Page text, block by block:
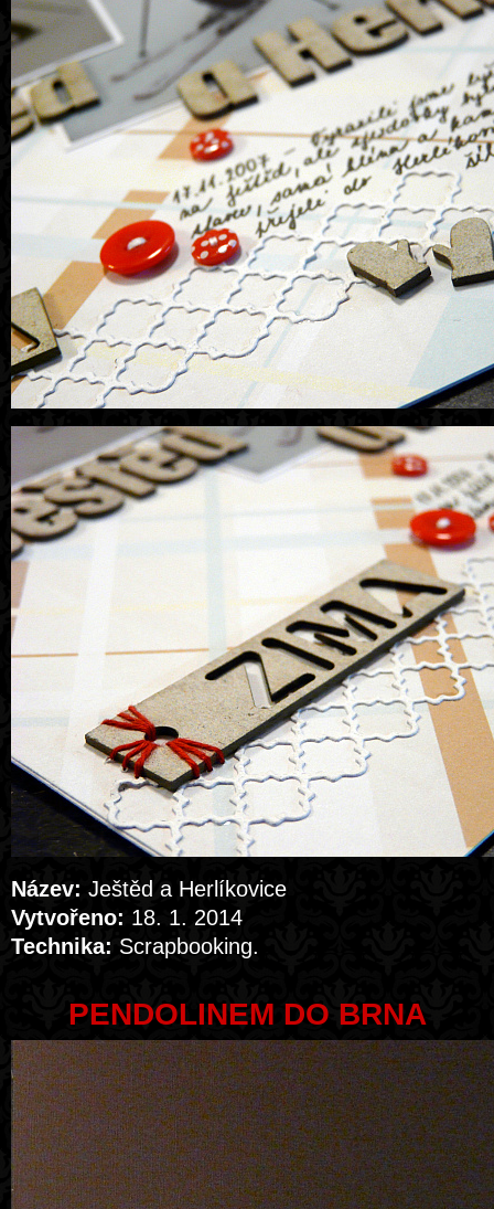
Název: Ještěd a Herlíkovice
Vytvořeno: 18. 1. 2014
Technika: Scrapbooking.
PENDOLINEM DO BRNA